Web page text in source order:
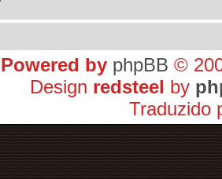
Powered by phpBB ©
Design redsteel by
Traduzido